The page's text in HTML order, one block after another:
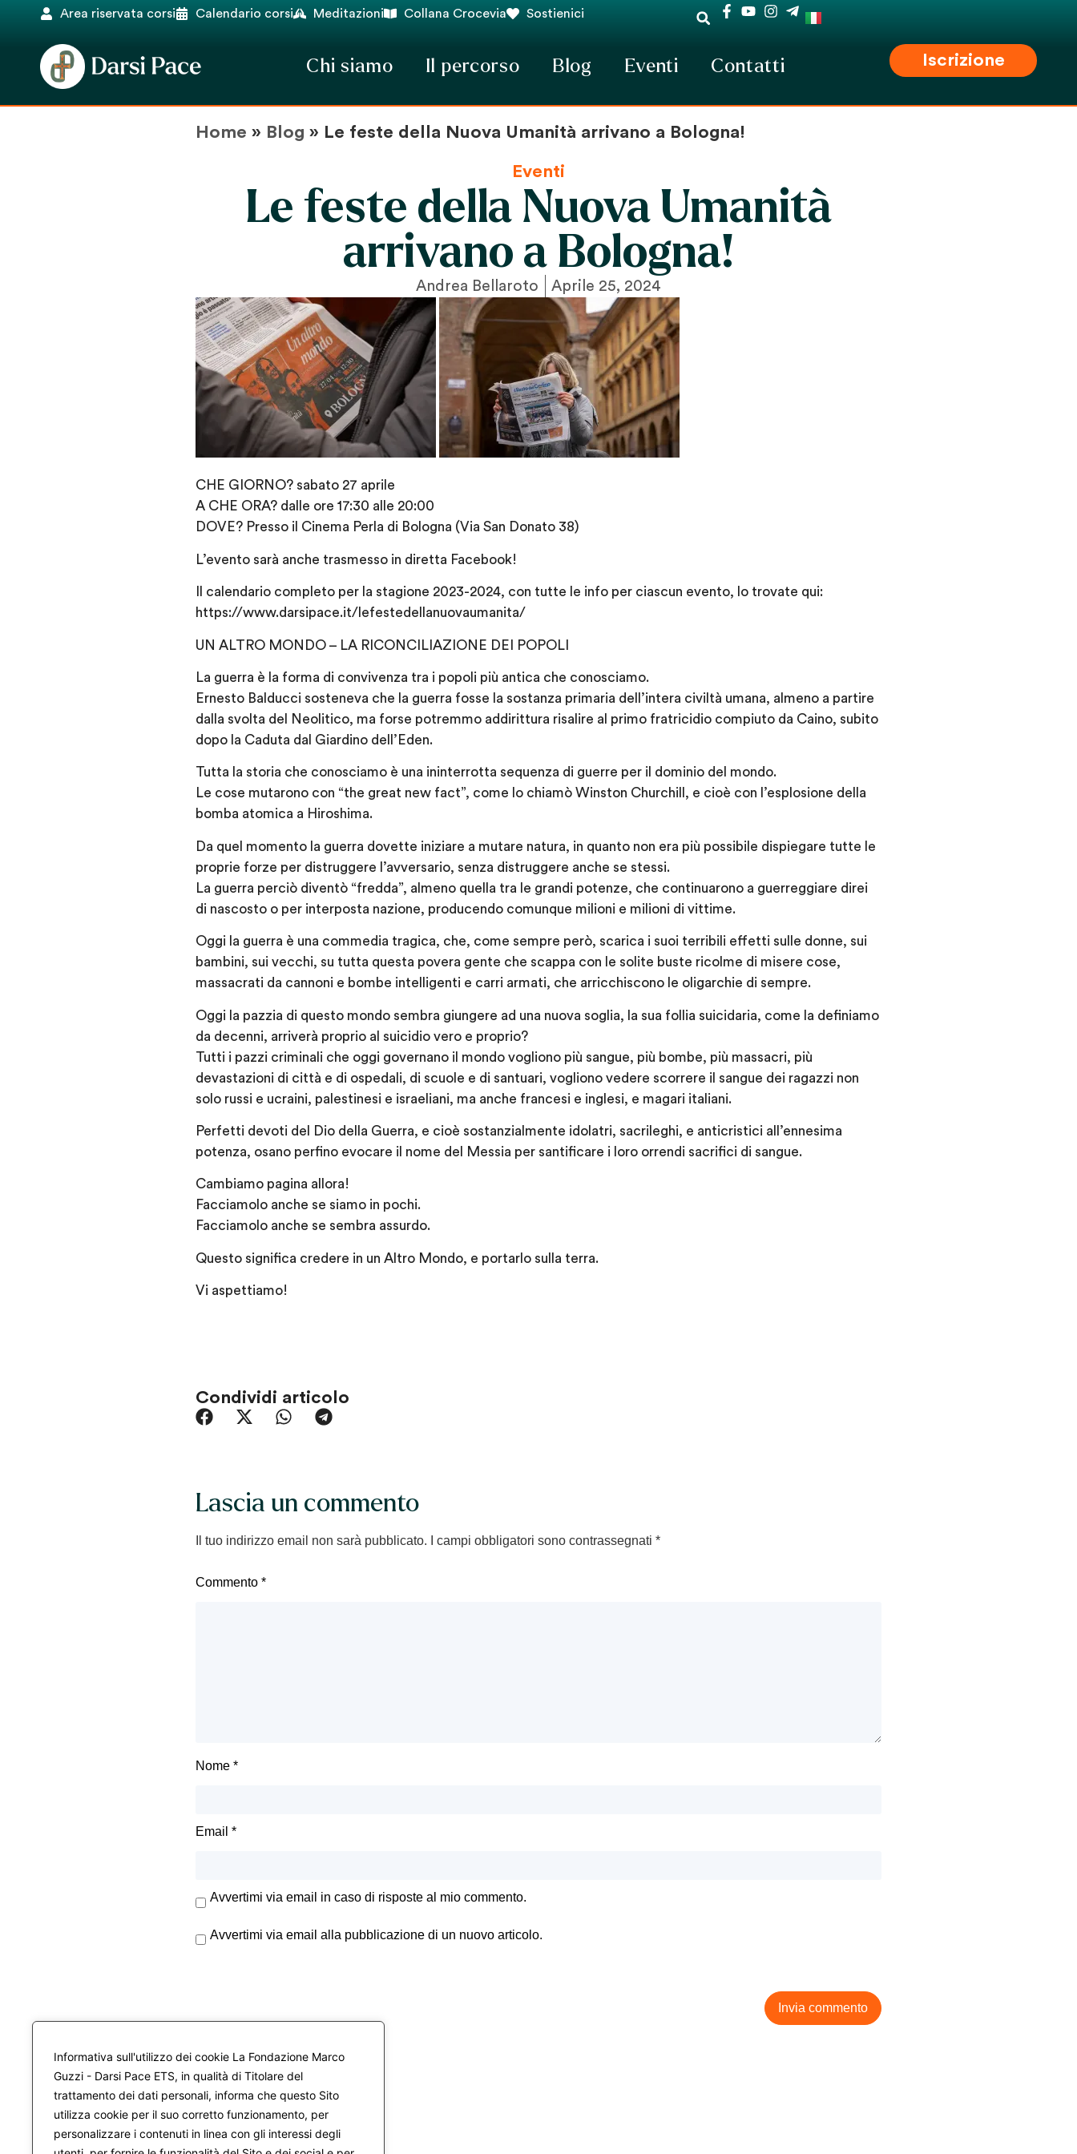
Informativa sull'utilizzo dei cookie La Fondazione Marco
Guzzi - Darsi Pace ETS, in qualità di Titolare del
trattamento dei dati personali, informa che questo Sito
utilizza cookie per il suo corretto funzionamento, per
personalizzare i contenuti in linea con gli interessi degli
Area riservata corsi Calendario corsi Meditazioni Collana Crocevia Sostienici
Chi siamo Il percorso Blog Eventi Contatti Iscrizione
Home » Blog » Le feste della Nuova Umanità arrivano a Bologna!
Eventi
Le feste della Nuova Umanità
arrivano a Bologna!
Andrea Bellaroto Aprile 25, 2024
CHE GIORNO? sabato 27 aprile
A CHE ORA? dalle ore 17:30 alle 20:00
DOVE? Presso il Cinema Perla di Bologna (Via San Donato 38)
L’evento sarà anche trasmesso in diretta Facebook!
Il calendario completo per la stagione 2023-2024, con tutte le info per ciascun evento, lo trovate qui:
https://www.darsipace.it/lefestedellanuovaumanita/
UN ALTRO MONDO – LA RICONCILIAZIONE DEI POPOLI
La guerra è la forma di convivenza tra i popoli più antica che conosciamo.
Ernesto Balducci sosteneva che la guerra fosse la sostanza primaria dell’intera civiltà umana, almeno a partire
dalla svolta del Neolitico, ma forse potremmo addirittura risalire al primo fratricidio compiuto da Caino, subito
dopo la Caduta dal Giardino dell’Eden.
Tutta la storia che conosciamo è una ininterrotta sequenza di guerre per il dominio del mondo.
Le cose mutarono con “the great new fact”, come lo chiamò Winston Churchill, e cioè con l’esplosione della
bomba atomica a Hiroshima.
Da quel momento la guerra dovette iniziare a mutare natura, in quanto non era più possibile dispiegare tutte le
proprie forze per distruggere l’avversario, senza distruggere anche se stessi.
La guerra perciò diventò “fredda”, almeno quella tra le grandi potenze, che continuarono a guerreggiare direi
di nascosto o per interposta nazione, producendo comunque milioni e milioni di vittime.
Oggi la guerra è una commedia tragica, che, come sempre però, scarica i suoi terribili effetti sulle donne, sui
bambini, sui vecchi, su tutta questa povera gente che scappa con le solite buste ricolme di misere cose,
massacrati da cannoni e bombe intelligenti e carri armati, che arricchiscono le oligarchie di sempre.
Oggi la pazzia di questo mondo sembra giungere ad una nuova soglia, la sua follia suicidaria, come la definiamo
da decenni, arriverà proprio al suicidio vero e proprio?
Tutti i pazzi criminali che oggi governano il mondo vogliono più sangue, più bombe, più massacri, più
devastazioni di città e di ospedali, di scuole e di santuari, vogliono vedere scorrere il sangue dei ragazzi non
solo russi e ucraini, palestinesi e israeliani, ma anche francesi e inglesi, e magari italiani.
Perfetti devoti del Dio della Guerra, e cioè sostanzialmente idolatri, sacrileghi, e anticristici all’ennesima
potenza, osano perfino evocare il nome del Messia per santificare i loro orrendi sacrifici di sangue.
Cambiamo pagina allora!
Facciamolo anche se siamo in pochi.
Facciamolo anche se sembra assurdo.
Questo significa credere in un Altro Mondo, e portarlo sulla terra.
Vi aspettiamo!
Condividi articolo
Lascia un commento
Il tuo indirizzo email non sarà pubblicato. I campi obbligatori sono contrassegnati *
Commento *
Nome *
Email *
Avvertimi via email in caso di risposte al mio commento.
Avvertimi via email alla pubblicazione di un nuovo articolo.